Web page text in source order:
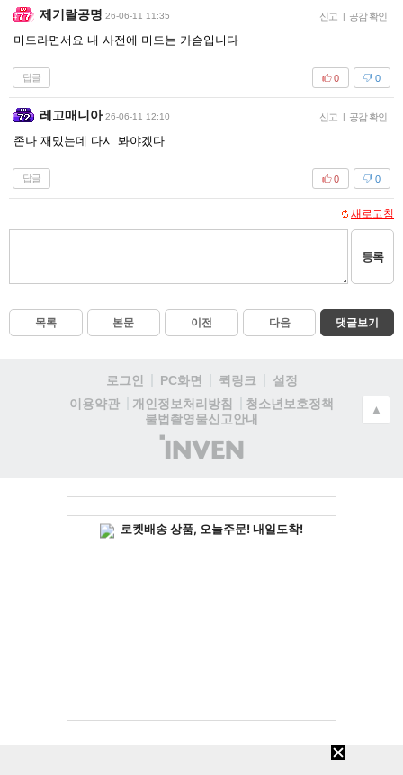
제기랄공명 26-06-11 11:35 신고 | 공감 확인
미드라면서요 내 사전에 미드는 가슴입니다
답글 0
0
레고매니아 26-06-11 12:10 신고 | 공감 확인
존나 재밌는데 다시 봐야겠다
답글 0
0
새로고침
등록
목록 본문 이전 다음 댓글보기
로그인 PC화면 퀵링크
설정
이용약관
개인정보처리방침
청소년보호정책
불법촬영물신고안내
(주)
인
▲